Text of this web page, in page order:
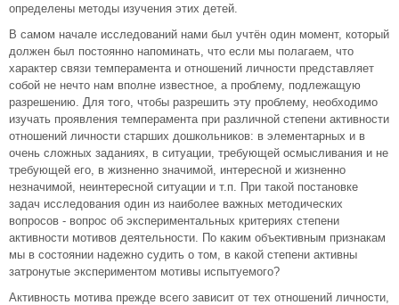
определены методы изучения этих детей.
В самом начале исследований нами был учтён один момент, который
должен был постоянно напоминать, что если мы полагаем, что
характер связи темперамента и отношений личности представляет
собой не нечто нам вполне известное, а проблему, подлежащую
разрешению. Для того, чтобы разрешить эту проблему, необходимо
изучать проявления темперамента при различной степени активности
отношений личности старших дошкольников: в элементарных и в
очень сложных заданиях, в ситуации, требующей осмысливания и не
требующей его, в жизненно значимой, интересной и жизненно
незначимой, неинтересной ситуации и т.п. При такой постановке
задач исследования один из наиболее важных методических
вопросов - вопрос об экспериментальных критериях степени
активности мотивов деятельности. По каким объективным признакам
мы в состоянии надежно судить о том, в какой степени активны
затронутые экспериментом мотивы испытуемого?
Активность мотива прежде всего зависит от тех отношений личности,